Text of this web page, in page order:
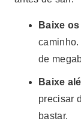
Baixe
caminho.
de
Baixe
precisar
bastar.